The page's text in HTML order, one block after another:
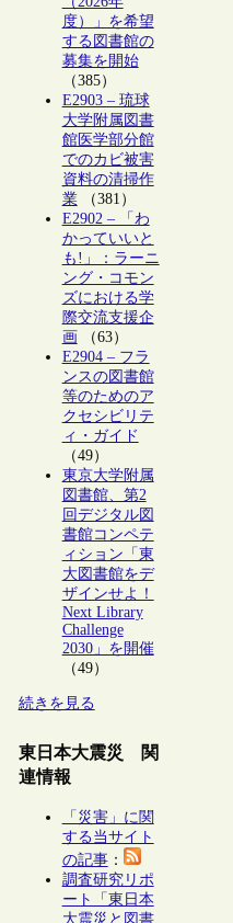
度）」を希望
する図書館の
募集を開始
（385）
E2903 – 琉球
大学附属図書
館医学部分館
でのカビ被害
資料の清掃作
業（381）
E2902 – 「わ
かっていいと
も!」：ラーニ
ング・コモン
ズにおける学
際交流支援企
画 （63）
E2904 – フラ
ンスの図書館
等のためのア
クセシビリテ
ィ・ガイド
（49）
東京大学附属
図書館、第2
回デジタル図
書館コンペテ
ィション「東
大図書館をデ
ザインせよ！
Next Library
Challenge
2030」を開催
（49）
続きを見る
東日本大震災 関
連情報
「災害」に関
する当サイト
の記事：
調査研究リポ
ート「東日本
大震災と図書